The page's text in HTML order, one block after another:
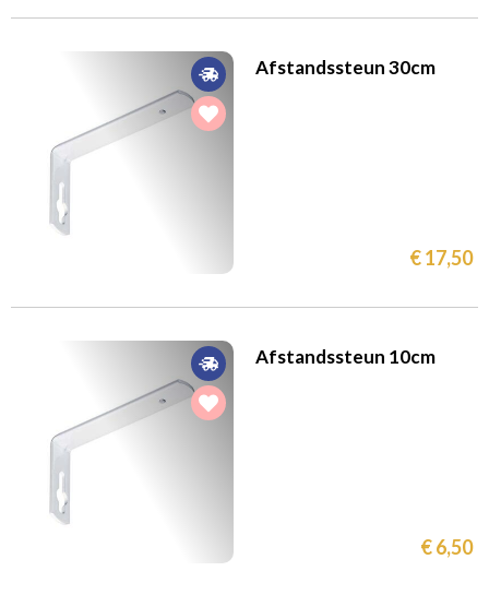
Afstandssteun 30cm
€ 17,50
Afstandssteun 10cm
€ 6,50